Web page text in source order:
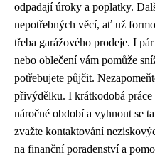
odpadají úroky a poplatky.
nepotřebných věcí, ať už
třeba garážového prodeje. I
nebo oblečení vám pomůže
potřebujete půjčit.
přivýdělku. I krátkodobá
náročné období a vyhnout se
zvažte kontaktování
na finanční poradenství a